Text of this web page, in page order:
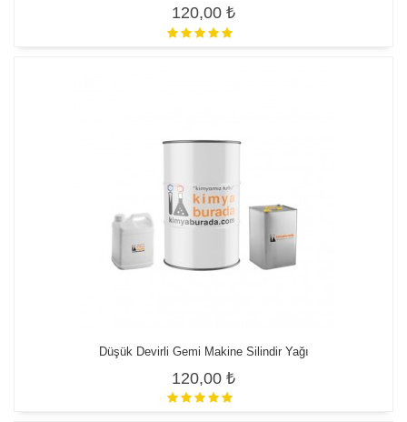
120,00 ₺
Düşük Devirli Gemi Makine Silindir Yağı
120,00 ₺